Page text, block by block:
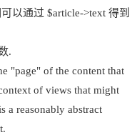
以通过 $article->text 得到
.
"page" of the content that
of views that might
a reasonably abstract